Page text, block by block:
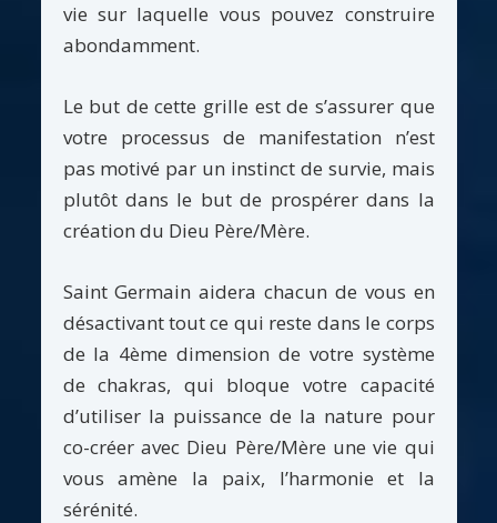
vie sur laquelle vous pouvez construire
abondamment.
Le but de cette grille est de s’assurer que
votre processus de manifestation n’est
pas motivé par un instinct de survie, mais
plutôt dans le but de prospérer dans la
création du Dieu Père/Mère.
Saint Germain aidera chacun de vous en
désactivant tout ce qui reste dans le corps
de la 4ème dimension de votre système
de chakras, qui bloque votre capacité
d’utiliser la puissance de la nature pour
co-créer avec Dieu Père/Mère une vie qui
vous amène la paix, l’harmonie et la
sérénité.